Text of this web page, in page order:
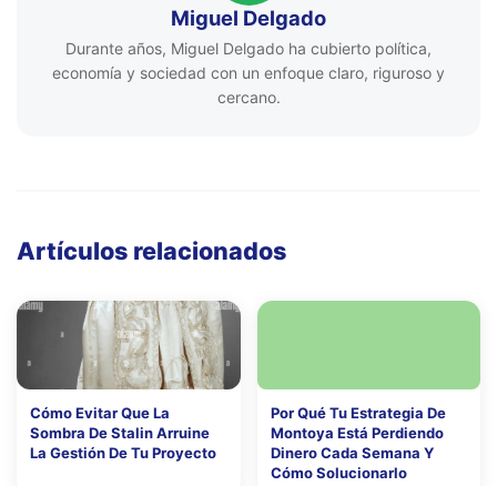
Miguel Delgado
Durante años, Miguel Delgado ha cubierto política,
economía y sociedad con un enfoque claro, riguroso y
cercano.
Artículos relacionados
Cómo Evitar Que La
Sombra De Stalin Arruine
La Gestión De Tu Proyecto
Por Qué Tu Estrategia De
Montoya Está Perdiendo
Dinero Cada Semana Y
Cómo Solucionarlo